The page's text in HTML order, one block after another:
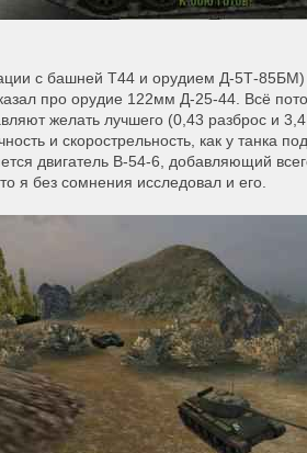
с башней Т44 и орудием Д-5Т-85БМ)
про орудие 122мм Д-25-44. Всё
желать лучшего (0,43 разброс и
и скорострельность, как у танка
двигатель В-54-6, добавляющий
я без сомнения исследовал и его.